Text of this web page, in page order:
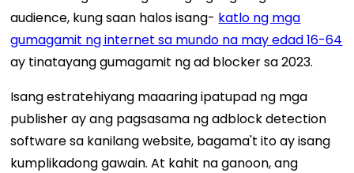
audience, kung saan halos isang- katlo ng mga
gumagamit ng internet sa mundo na may edad 16-64
ay tinatayang gumagamit ng ad blocker sa 2023.
Isang estratehiyang maaaring ipatupad ng mga
publisher ay ang pagsasama ng adblock detection
software sa kanilang website, bagama't ito ay isang
kumplikadong gawain. At kahit na ganoon, ang